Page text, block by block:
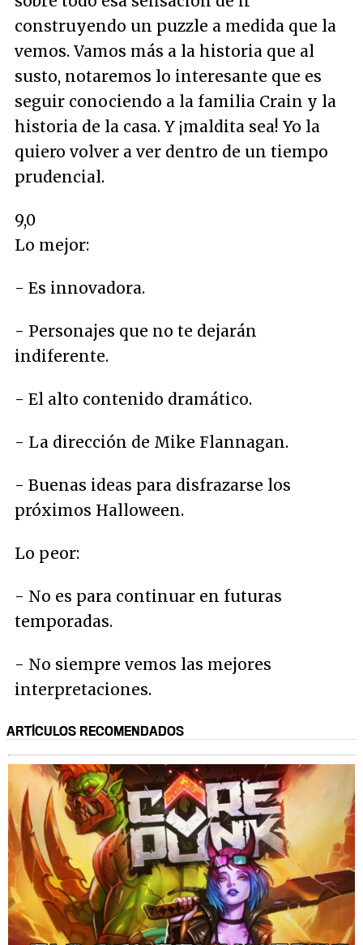
construyendo un puzzle a medida que la
vemos. Vamos más a la historia que al
susto, notaremos lo interesante que es
seguir conociendo a la familia Crain y la
historia de la casa. Y ¡maldita sea! Yo la
quiero volver a ver dentro de un tiempo
prudencial.
9,0
Lo mejor:
- Es innovadora.
- Personajes que no te dejarán
indiferente.
- El alto contenido dramático.
- La dirección de Mike Flannagan.
- Buenas ideas para disfrazarse los
próximos Halloween.
Lo peor:
- No es para continuar en futuras
temporadas.
- No siempre vemos las mejores
interpretaciones.
ARTÍCULOS RECOMENDADOS